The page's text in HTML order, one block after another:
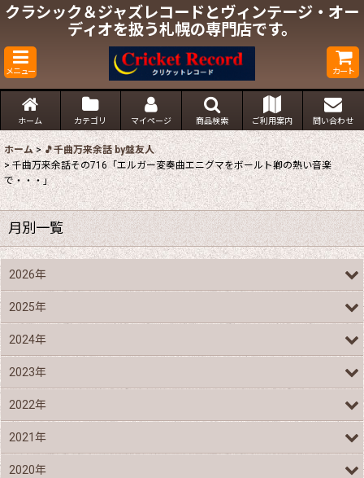
クラシック＆ジャズレコードとヴィンテージ・オー
ディオを扱う札幌の専門店です。
メニュー カート
ホーム カテゴリ マイページ 商品検索 ご利用案内 問い合わせ
ホーム > 🎵千曲万来余話 by盤友人
> 千曲万来余話その716「エルガー変奏曲エニグマをボールト卿の熱い音楽
で・・・」
月別一覧
2026年
2025年
2024年
2023年
2022年
2021年
2020年